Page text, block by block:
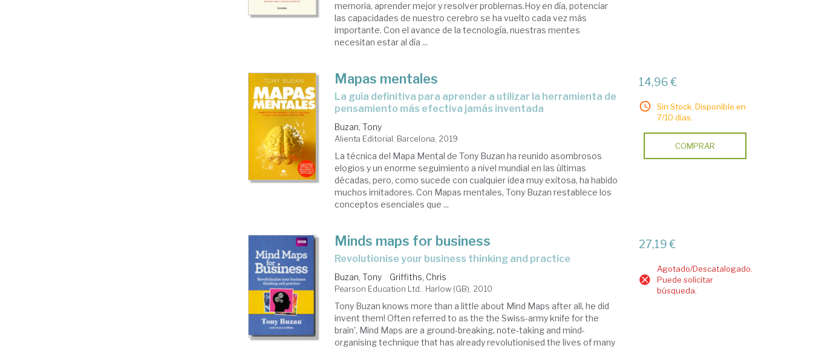
memoria, aprender mejor y resolver problemas.Hoy en día, potenciar
las capacidades de nuestro cerebro se ha vuelto cada vez más
importante. Con el avance de la tecnología, nuestras mentes
necesitan estar al día ...
Mapas mentales
la guía definitiva para aprender a utilizar la herramienta de
pensamiento más efectiva jamás inventada
Buzan, Tony
Alienta Editorial. Barcelona, 2019
La técnica del Mapa Mental de Tony Buzan ha reunido asombrosos
elogios y un enorme seguimiento a nivel mundial en las últimas
décadas, pero, como sucede con cualquier idea muy exitosa, ha habido
muchos imitadores. Con Mapas mentales, Tony Buzan restablece los
conceptos esenciales que ...
14,96 €
Sin Stock. Disponible en
7/10 días.
COMPRAR
Minds maps for business
revolutionise your business thinking and practice
Buzan, Tony Griffiths, Chris
Pearson Education Ltd.. Harlow (GB), 2010
Tony Buzan knows more than a little about Mind Maps after all, he did
invent them! Often referred to as the the Swiss-army knife for the
brain', Mind Maps are a ground-breaking, note-taking and mind-
organising technique that has already revolutionised the lives of many
27,19 €
Agotado/Descatalogado.
Puede solicitar
búsqueda.